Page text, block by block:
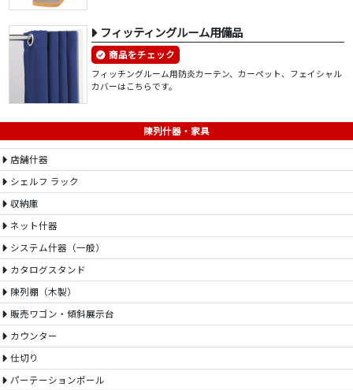
フィッティングルーム用備品
商品をチェック
フィッチングルーム用防炎カーテン、カーペット、フェイシャル
カバーはこちらです。
陳列什器・家具
店舗什器
シェルフ ラック
収納庫
ネット什器
システム什器（一般）
カタログスタンド
陳列棚（木製）
販売ワゴン・傾斜展示台
カウンター
仕切り
パーテーションポール